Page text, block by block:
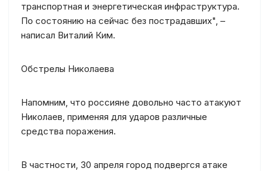
транспортная и энергетическая инфраструктура.
По состоянию на сейчас без пострадавших", –
написал Виталий Ким.
Обстрелы Николаева
Напомним, что россияне довольно часто атакуют
Николаев, применяя для ударов различные
средства поражения.
В частности, 30 апреля город подвергся атаке